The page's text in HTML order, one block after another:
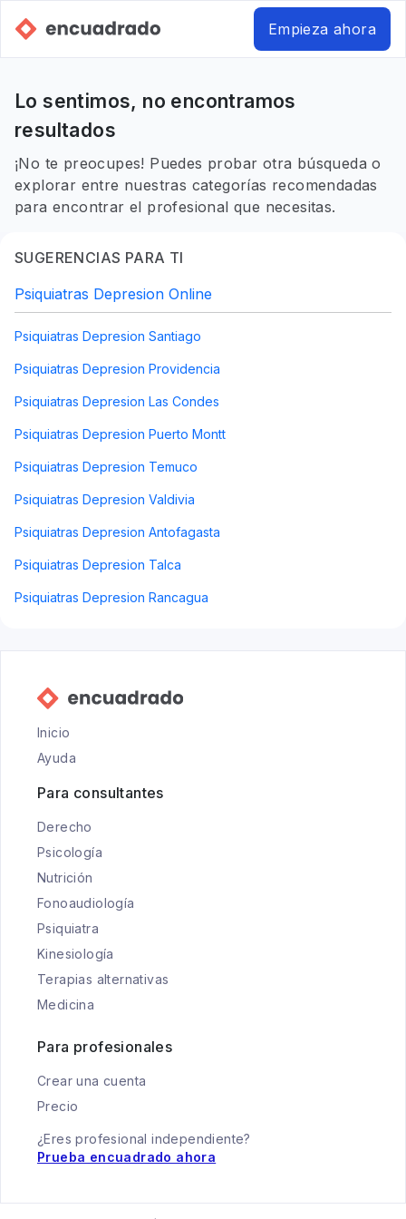
Empieza ahora
Lo sentimos, no encontramos
resultados
¡No te preocupes! Puedes probar otra búsqueda o
explorar entre nuestras categorías recomendadas
para encontrar el profesional que necesitas.
SUGERENCIAS PARA TI
Psiquiatras Depresion Online
Psiquiatras Depresion Santiago
Psiquiatras Depresion Providencia
Psiquiatras Depresion Las Condes
Psiquiatras Depresion Puerto Montt
Psiquiatras Depresion Temuco
Psiquiatras Depresion Valdivia
Psiquiatras Depresion Antofagasta
Psiquiatras Depresion Talca
Psiquiatras Depresion Rancagua
Inicio
Ayuda
Para consultantes
Derecho
Psicología
Nutrición
Fonoaudiología
Psiquiatra
Kinesiología
Terapias alternativas
Medicina
Para profesionales
Crear una cuenta
Precio
¿Eres profesional independiente?
Prueba encuadrado ahora